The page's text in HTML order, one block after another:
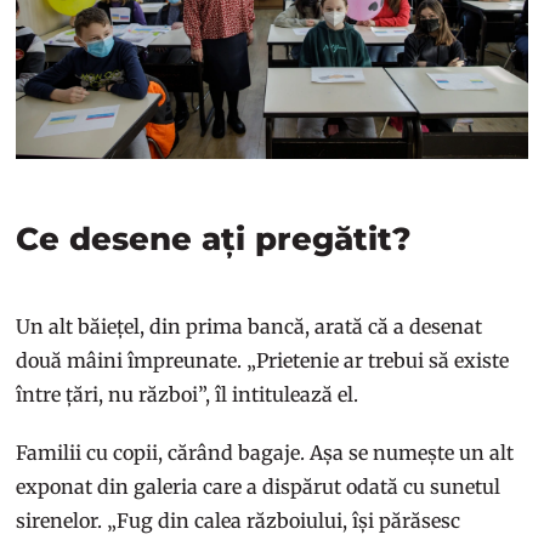
Ce desene ați pregătit?
Un alt băiețel, din prima bancă, arată că a desenat
două mâini împreunate. „Prietenie ar trebui să existe
între țări, nu război”, îl intitulează el.
Familii cu copii, cărând bagaje. Așa se numește un alt
exponat din galeria care a dispărut odată cu sunetul
sirenelor. „Fug din calea războiului, își părăsesc